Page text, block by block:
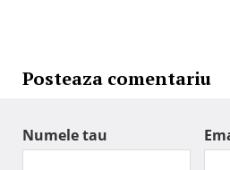
Posteaza comentariu
Numele tau